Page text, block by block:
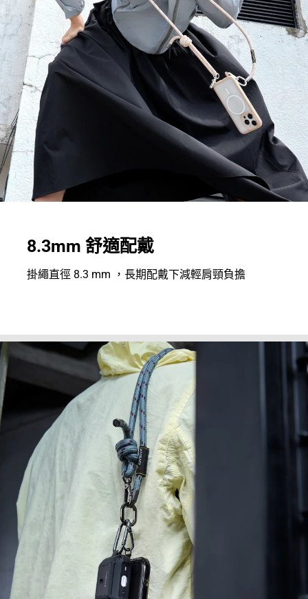
8.3mm 舒適配戴
掛繩直徑 8.3 mm ，長期配戴下減輕肩頸負擔